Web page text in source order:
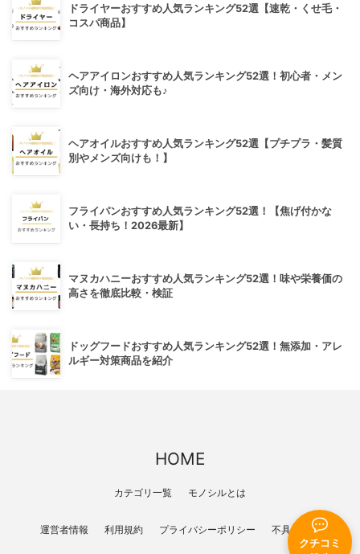
クチコミ
ドライヤーおすすめ人気ランキング52選【速乾・くせ毛・
コスパ商品】
ヘアアイロンおすすめ人気ランキング52選！初心者・メン
ズ向け・海外対応も♪
ヘアオイルおすすめ人気ランキング52選【プチプラ・髪質
別やメンズ向けも！】
フライパンおすすめ人気ランキング52選！【焦げ付かな
い・長持ち！2026最新】
マヌカハニーおすすめ人気ランキング52選！味や栄養価の
高さを徹底比較・検証
ドッグフードおすすめ人気ランキング52選！無添加・アレ
ルギー対策商品を紹介
HOME
カテゴリ一覧 モノシルとは
運営者情報 利用規約 プライバシーポリシー 不具合報告